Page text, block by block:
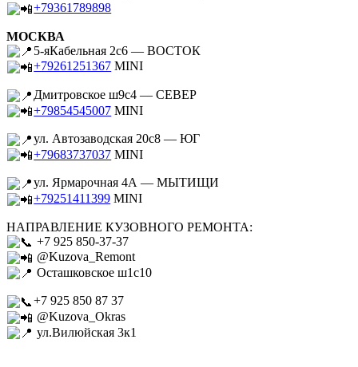
+79361789898
МОСКВА
5-яКабельная 2с6 — ВОСТОК
+79261251367 MINI
Дмитровское ш9с4 — СЕВЕР
+79854545007 MINI
ул. Автозаводская 20с8 — ЮГ
+79683737037 MINI
ул. Ярмарочная 4А — МЫТИЩИ
+79251411399 MINI
НАПРАВЛЕНИЕ КУЗОВНОГО РЕМОНТА:
+7 925 850-37-37
@Kuzova_Remont
Осташковское ш1с10
+7 925 850 87 37
@Kuzova_Okras
ул.Вилюйская 3к1